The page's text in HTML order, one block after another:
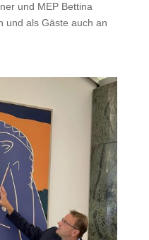
und MEP Bettina
und als Gäste auch an